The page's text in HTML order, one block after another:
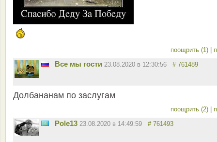
поощрить (1) |
Все мы гости 23.08.2020 в 12:30:56 # 761489
Долбананам по заслугам
поощрить (2) |
Pole13 23.08.2020 в 14:49:59 # 761493